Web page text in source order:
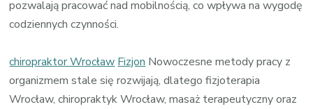
pozwalają pracować nad mobilnością, co wpływa na wygodę
codziennych czynności.
chiropraktor Wrocław Fizjon Nowoczesne metody pracy z
organizmem stale się rozwijają, dlatego fizjoterapia
Wrocław, chiropraktyk Wrocław, masaż terapeutyczny oraz